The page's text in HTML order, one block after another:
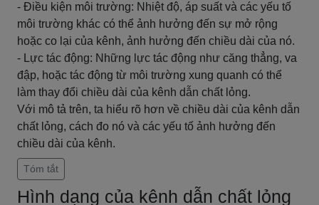
- Điều kiện môi trường: Nhiệt độ, áp suất và các yếu tố
môi trường khác có thể ảnh hưởng đến sự mở rộng
hoặc co lại của kênh, ảnh hưởng đến chiều dài của nó.
- Lực tác động: Những lực tác động như căng thẳng, va
đập, hoặc tác động từ môi trường xung quanh có thể
làm thay đổi chiều dài của kênh dẫn chất lỏng.
Với mô tả trên, ta hiểu rõ hơn về chiều dài của kênh dẫn
chất lỏng, cách đo nó và các yếu tố ảnh hưởng đến
chiều dài của kênh.
Tóm tắt
Hình dạng của kênh dẫn chất lỏng